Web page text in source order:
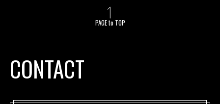
PAGE to TOP
CONTACT